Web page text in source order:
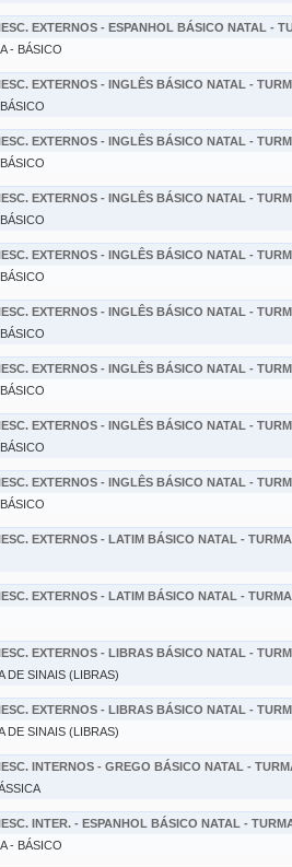
EXTERNOS - ESPANHOL BÁSICO NATAL -
- BÁSICO
EXTERNOS - INGLÊS BÁSICO NATAL -
EXTERNOS - INGLÊS BÁSICO NATAL -
EXTERNOS - INGLÊS BÁSICO NATAL -
EXTERNOS - INGLÊS BÁSICO NATAL -
EXTERNOS - INGLÊS BÁSICO NATAL -
EXTERNOS - INGLÊS BÁSICO NATAL -
EXTERNOS - INGLÊS BÁSICO NATAL -
EXTERNOS - INGLÊS BÁSICO NATAL -
EXTERNOS - LATIM BÁSICO NATAL -
EXTERNOS - LATIM BÁSICO NATAL -
EXTERNOS - LIBRAS BÁSICO NATAL -
DE SINAIS (LIBRAS)
EXTERNOS - LIBRAS BÁSICO NATAL -
DE SINAIS (LIBRAS)
INTERNOS - GREGO BÁSICO NATAL -
INTER. - ESPANHOL BÁSICO NATAL -
- BÁSICO